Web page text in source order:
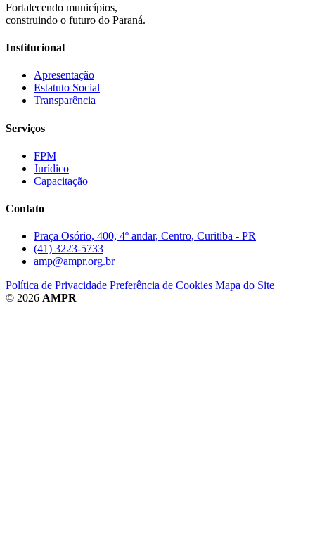
Fortalecendo municípios,
construindo o futuro do Paraná.
Institucional
Apresentação
Estatuto Social
Transparência
Serviços
FPM
Jurídico
Capacitação
Contato
Praça Osório, 400, 4º andar, Centro, Curitiba - PR
(41) 3223-5733
amp@ampr.org.br
Política de Privacidade Preferência de Cookies Mapa do Site
© 2026 AMPR